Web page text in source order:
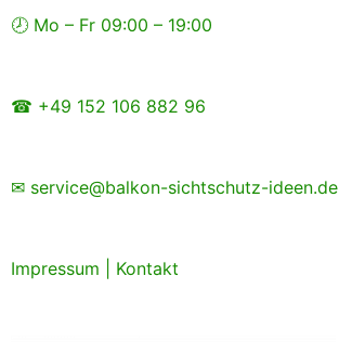
Zum
🕗 Mo – Fr 09:00 – 19:00
☎ +49 152 106 882 96
✉ service@balkon-sichtschutz-ideen.de
Impressum Kontakt